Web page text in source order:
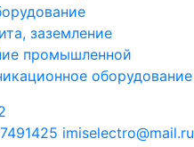
заземление
промышленной
оборудование
imiselectro@mail.ru